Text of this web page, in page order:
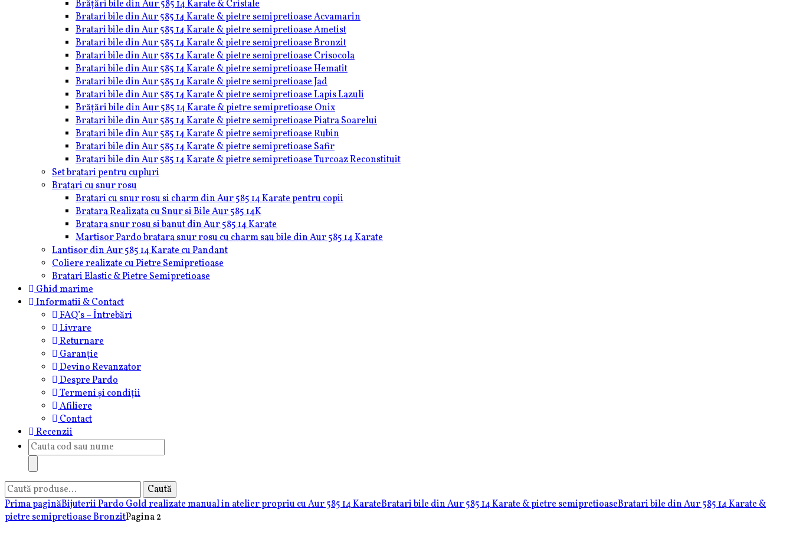
Brățări bile din Aur 585 14 Karate & Cristale
Bratari bile din Aur 585 14 Karate & pietre semipretioase Acvamarin
Bratari bile din Aur 585 14 Karate & pietre semipretioase Ametist
Bratari bile din Aur 585 14 Karate & pietre semipretioase Bronzit
Bratari bile din Aur 585 14 Karate & pietre semipretioase Crisocola
Bratari bile din Aur 585 14 Karate & pietre semipretioase Hematit
Bratari bile din Aur 585 14 Karate & pietre semipretioase Jad
Bratari bile din Aur 585 14 Karate & pietre semipretioase Lapis Lazuli
Brățări bile din Aur 585 14 Karate & pietre semipretioase Onix
Bratari bile din Aur 585 14 Karate & pietre semipretioase Piatra Soarelui
Bratari bile din Aur 585 14 Karate & pietre semipretioase Rubin
Bratari bile din Aur 585 14 Karate & pietre semipretioase Safir
Bratari bile din Aur 585 14 Karate & pietre semipretioase Turcoaz Reconstituit
Set bratari pentru cupluri
Bratari cu snur rosu
Bratari cu snur rosu si charm din Aur 585 14 Karate pentru copii
Bratara Realizata cu Snur si Bile Aur 585 14K
Bratara snur rosu si banut din Aur 585 14 Karate
Martisor Pardo bratara snur rosu cu charm sau bile din Aur 585 14 Karate
Lantisor din Aur 585 14 Karate cu Pandant
Coliere realizate cu Pietre Semipretioase
Bratari Elastic & Pietre Semipretioase
Ghid marime
Informatii & Contact
FAQ’s – Întrebări
Livrare
Returnare
Garanție
Devino Revanzator
Despre Pardo
Termeni și condiții
Afiliere
Contact
Recenzii
Products
search
Caută
după:
Caută
Prima paginăBijuterii Pardo Gold realizate manual in atelier propriu cu Aur 585 14 KarateBratari bile din Aur 585 14 Karate & pietre semipretioaseBratari bile din Aur 585 14 Karate &
pietre semipretioase BronzitPagina 2